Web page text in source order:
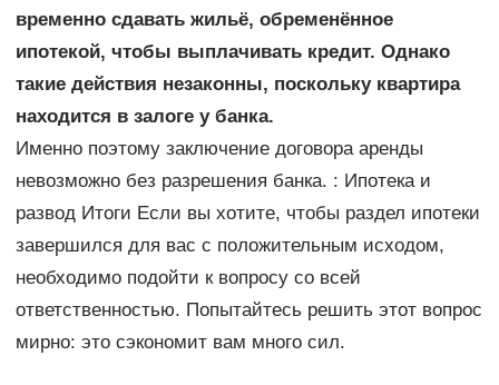
временно сдавать жильё, обременённое
ипотекой, чтобы выплачивать кредит. Однако
такие действия незаконны, поскольку квартира
находится в залоге у банка.
Именно поэтому заключение договора аренды
невозможно без разрешения банка. : Ипотека и
развод Итоги Если вы хотите, чтобы раздел ипотеки
завершился для вас с положительным исходом,
необходимо подойти к вопросу со всей
ответственностью. Попытайтесь решить этот вопрос
мирно: это сэкономит вам много сил.